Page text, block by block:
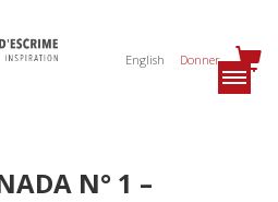
English Donner
N° 1 –